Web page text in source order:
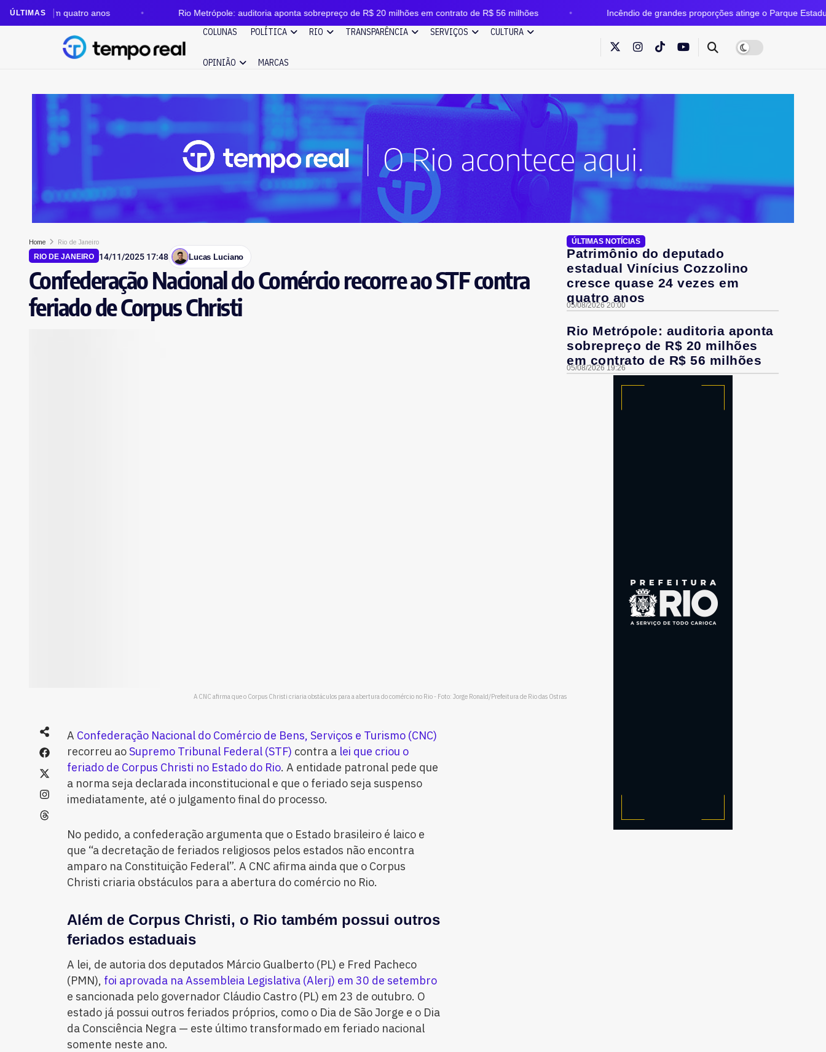
ÚLTIMAS
anos Rio Metrópole: auditoria aponta sobrepreço de R$ 20 milhões em contrato de R$ 56 milhões Incêndio de grandes proporções atinge o Parque Estadual do Grajaú
COLUNAS POLÍTICA RIO TRANSPARÊNCIA SERVIÇOS CULTURA
OPINIÃO MARCAS
Home Rio de Janeiro
RIO DE JANEIRO 14/11/2025 17:48 Lucas Luciano
Confederação Nacional do Comércio recorre ao STF contra
feriado de Corpus Christi
A CNC afirma que o Corpus Christi criaria obstáculos para a abertura do comércio no Rio - Foto: Jorge Ronald/Prefeitura de Rio das Ostras
A Confederação Nacional do Comércio de Bens, Serviços e Turismo (CNC)
recorreu aoSupremo Tribunal Federal (STF) contra a lei que criou o
feriado de Corpus Christi no Estado do Rio. A entidade patronal pede que
a norma seja declarada inconstitucional e que o feriado seja suspenso
imediatamente, até o julgamento final do processo.
No pedido, a confederação argumenta que o Estado brasileiro é laico e
que “a decretação de feriados religiosos pelos estados não encontra
amparo na Constituição Federal”. A CNC afirma ainda que o Corpus
Christi criaria obstáculos para a abertura do comércio no Rio.
Além de Corpus Christi, o Rio também possui outros
feriados estaduais
A lei, de autoria dos deputados Márcio Gualberto (PL) e Fred Pacheco
(PMN), foi aprovada na Assembleia Legislativa (Alerj) em 30 de setembro
e sancionada pelo governador Cláudio Castro (PL) em 23 de outubro. O
estado já possui outros feriados próprios, como o Dia de São Jorge e o Dia
da Consciência Negra — este último transformado em feriado nacional
somente neste ano.
ÚLTIMAS NOTÍCIAS
Patrimônio do deputado
estadual Vinícius Cozzolino
cresce quase 24 vezes em
quatro anos
05/08/2026 20:00
Rio Metrópole: auditoria aponta
sobrepreço de R$ 20 milhões
em contrato de R$ 56 milhões
05/08/2026 19:26